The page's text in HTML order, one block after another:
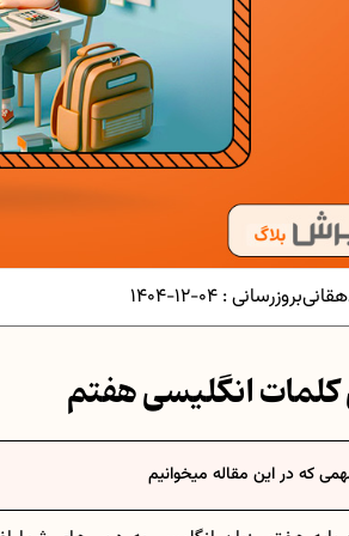
دانلود رایگان نمونه سوالات
فرمول حجم اشکال هندسی در
برنامه‌ ریزی درسی هفتم
بروزرسانی : 04-12-1404
انگلیسی هفتم
که در این مقاله میخوانیم